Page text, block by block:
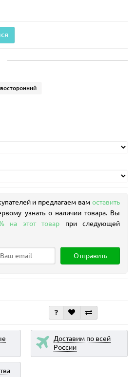
и предлагаем вам оставить
узнать о наличии товара. Вы
на этот товар при следующей
Отправить
Доставим по всей
России